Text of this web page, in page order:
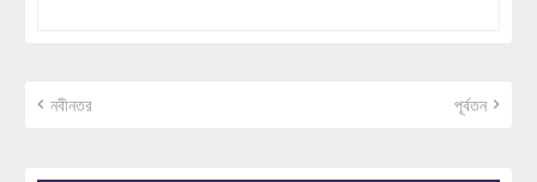
নবীনতর পূর্বতন